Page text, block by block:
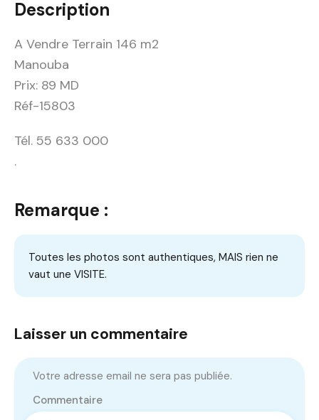
Description
A Vendre Terrain 146 m2
Manouba
Prix: 89 MD
Réf-15803
Tél. 55 633 000
.
Remarque :
Toutes les photos sont authentiques, MAIS rien ne
vaut une VISITE.
Laisser un commentaire
Votre adresse email ne sera pas publiée.
Commentaire